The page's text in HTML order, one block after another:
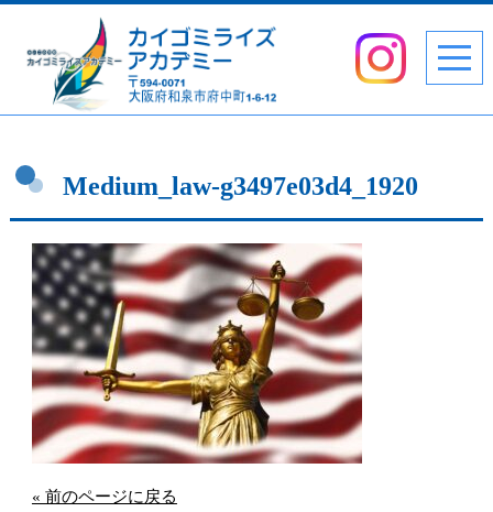
Medium_law-g3497e03d4_1920
« 前のページに戻る